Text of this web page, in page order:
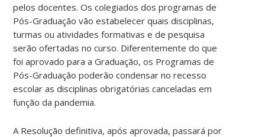
pelos docentes. Os colegiados dos programas de
Pós-Graduação vão estabelecer quais disciplinas,
turmas ou atividades formativas e de pesquisa
serão ofertadas no curso. Diferentemente do que
foi aprovado para a Graduação, os Programas de
Pós-Graduação poderão condensar no recesso
escolar as disciplinas obrigatórias canceladas em
função da pandemia.
A Resolução definitiva, após aprovada, passará por